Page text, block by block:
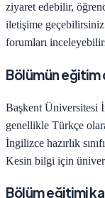
ziyaret edebilir,
iletişime
forumları
Bölümün eğitim
Başkent Üniversitesi
genellikle Türkçe
İngilizce hazırlık
Kesin bilgi için
Bölüm eğitimi